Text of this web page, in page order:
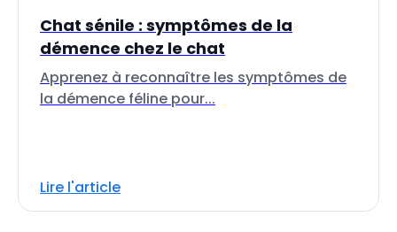
Chat sénile : symptômes de la
démence chez le chat
Apprenez à reconnaître les symptômes de
la démence féline pour...
Lire l'article